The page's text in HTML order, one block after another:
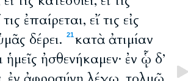
ἐπαίρεται, εἴ τις εἰς
δέρει.
21κατὰ ἀτιμίαν
ἠσθενήκαμεν· ἐν ᾧ δ’